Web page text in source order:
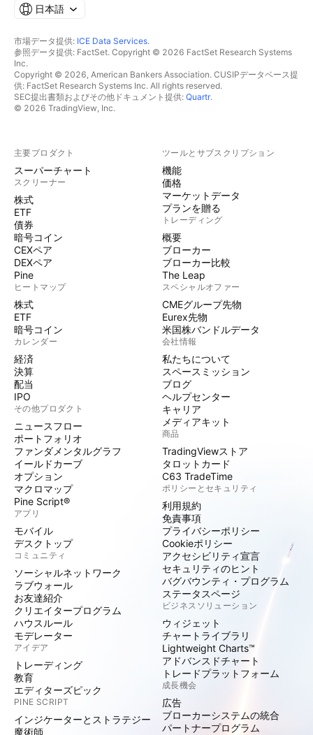
日本語
市場データ提供: ICE Data Services.
参照データ提供: FactSet. Copyright © 2026 FactSet Research Systems
Inc.
Copyright © 2026, American Bankers Association. CUSIPデータベース提
供: FactSet Research Systems Inc. All rights reserved.
SEC提出書類およびその他ドキュメント提供: Quartr.
© 2026 TradingView, Inc.
主要プロダクト
スーパーチャート
スクリーナー
株式
ETF
債券
暗号コイン
CEXペア
DEXペア
Pine
ヒートマップ
株式
ETF
暗号コイン
カレンダー
経済
決算
配当
IPO
その他プロダクト
ニュースフロー
ポートフォリオ
ファンダメンタルグラフ
イールドカーブ
オプション
マクロマップ
Pine Script®
アプリ
モバイル
デスクトップ
コミュニティ
ソーシャルネットワーク
ラブウォール
お友達紹介
クリエイタープログラム
ハウスルール
モデレーター
アイデア
トレーディング
教育
エディターズピック
PINE SCRIPT
インジケーターとストラテジー
魔術師
ツールとサブスクリプション
機能
価格
マーケットデータ
プランを贈る
トレーディング
概要
ブローカー
ブローカー比較
The Leap
スペシャルオファー
CMEグループ先物
Eurex先物
米国株バンドルデータ
会社情報
私たちについて
スペースミッション
ブログ
ヘルプセンター
キャリア
メディアキット
商品
TradingViewストア
タロットカード
C63 TradeTime
ポリシーとセキュリティ
利用規約
免責事項
プライバシーポリシー
Cookieポリシー
アクセシビリティ宣言
セキュリティのヒント
バグバウンティ・プログラム
ステータスページ
ビジネスソリューション
ウィジェット
チャートライブラリ
Lightweight Charts™
アドバンスドチャート
トレードプラットフォーム
成長機会
広告
ブローカーシステムの統合
パートナープログラム